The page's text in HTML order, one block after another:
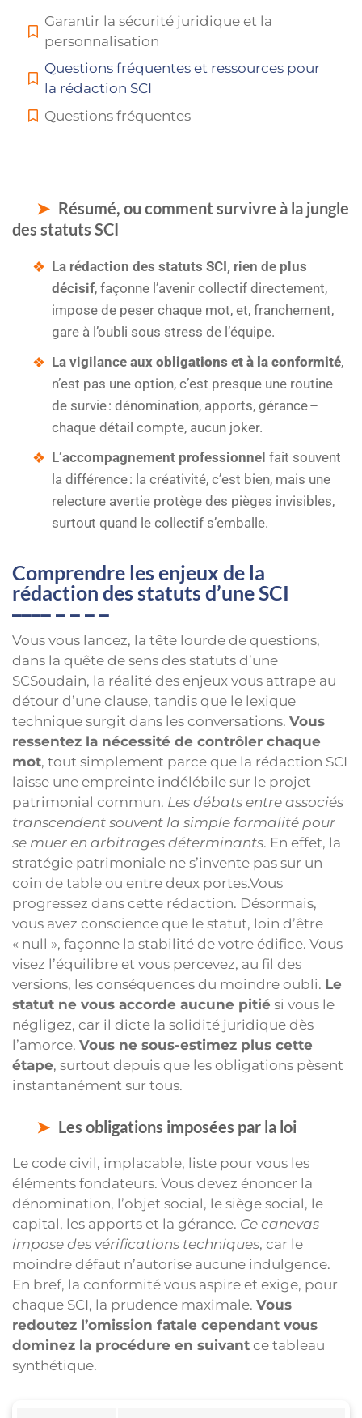
Garantir la sécurité juridique et la
personnalisation
Questions fréquentes et ressources pour
la rédaction SCI
Questions fréquentes
Résumé, ou comment survivre à la jungle
des statuts SCI
La rédaction des statuts SCI, rien de plus
décisif, façonne l’avenir collectif directement,
impose de peser chaque mot, et, franchement,
gare à l’oubli sous stress de l’équipe.
La vigilance aux obligations et à la conformité,
n’est pas une option, c’est presque une routine
de survie : dénomination, apports, gérance –
chaque détail compte, aucun joker.
L’accompagnement professionnel fait souvent
la différence : la créativité, c’est bien, mais une
relecture avertie protège des pièges invisibles,
surtout quand le collectif s’emballe.
Comprendre les enjeux de la
rédaction des statuts d’une SCI
Vous vous lancez, la tête lourde de questions,
dans la quête de sens des statuts d’une
SCSoudain, la réalité des enjeux vous attrape au
détour d’une clause, tandis que le lexique
technique surgit dans les conversations. Vous
ressentez la nécessité de contrôler chaque
mot, tout simplement parce que la rédaction SCI
laisse une empreinte indélébile sur le projet
patrimonial commun. Les débats entre associés
transcendent souvent la simple formalité pour
se muer en arbitrages déterminants. En effet, la
stratégie patrimoniale ne s’invente pas sur un
coin de table ou entre deux portes.Vous
progressez dans cette rédaction. Désormais,
vous avez conscience que le statut, loin d’être
« null », façonne la stabilité de votre édifice. Vous
visez l’équilibre et vous percevez, au fil des
versions, les conséquences du moindre oubli. Le
statut ne vous accorde aucune pitié si vous le
négligez, car il dicte la solidité juridique dès
l’amorce. Vous ne sous-estimez plus cette
étape, surtout depuis que les obligations pèsent
instantanément sur tous.
Les obligations imposées par la loi
Le code civil, implacable, liste pour vous les
éléments fondateurs. Vous devez énoncer la
dénomination, l’objet social, le siège social, le
capital, les apports et la gérance. Ce canevas
impose des vérifications techniques, car le
moindre défaut n’autorise aucune indulgence.
En bref, la conformité vous aspire et exige, pour
chaque SCI, la prudence maximale. Vous
redoutez l’omission fatale cependant vous
dominez la procédure en suivant ce tableau
synthétique.